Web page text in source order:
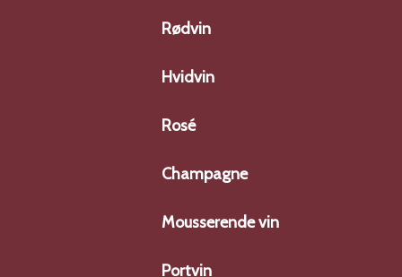
Rødvin
Hvidvin
Rosé
Champagne
Mousserende vin
Portvin